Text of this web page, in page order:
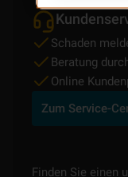
Schaden
Beratung
Online
Zum Service-
Finden Sie einen